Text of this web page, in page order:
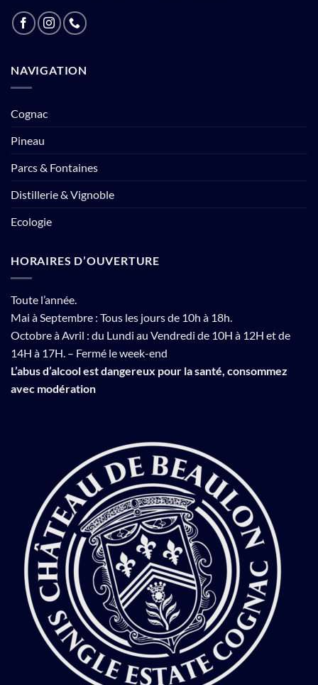
NAVIGATION
Cognac
Pineau
Parcs & Fontaines
Distillerie & Vignoble
Ecologie
HORAIRES D’OUVERTURE
Toute l’année.
Mai à Septembre : Tous les jours de 10h à 18h.
Octobre à Avril : du Lundi au Vendredi de 10H à 12H et de
14H à 17H. – Fermé le week-end
L’abus d’alcool est dangereux pour la santé, consommez
avec modération